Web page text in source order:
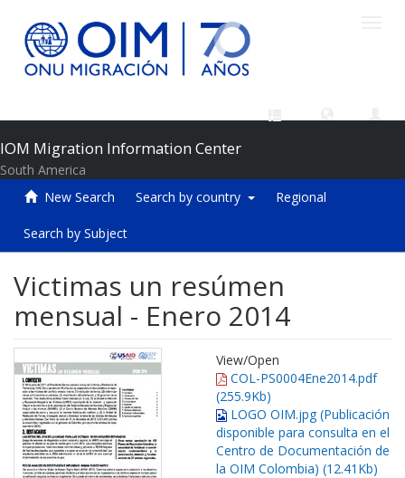
IOM Migration Information Center
South America
New Search
Search by country Regional
Search by Subject
Victimas un resúmen
mensual - Enero 2014
View/Open
COL-PS0004Ene2014.pdf
(255.9Kb)
LOGO OIM.jpg (Publicación
disponible para consulta en el
Centro de Documentación de
la OIM Colombia) (12.41Kb)